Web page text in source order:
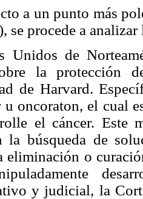
a un punto más
se procede a
Unidos de
la protección
de Harvard.
u oncoraton, el cual
el cáncer. Este
la búsqueda de
eliminación o
y judicial, la